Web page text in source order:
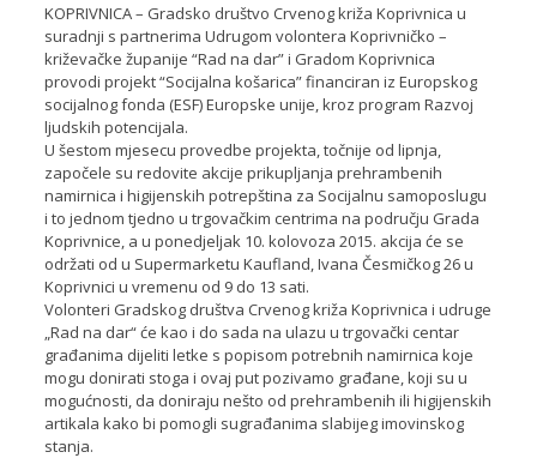
KOPRIVNICA – Gradsko društvo Crvenog križa Koprivnica u
suradnji s partnerima Udrugom volontera Koprivničko –
križevačke županije “Rad na dar” i Gradom Koprivnica
provodi projekt “Socijalna košarica” financiran iz Europskog
socijalnog fonda (ESF) Europske unije, kroz program Razvoj
ljudskih potencijala.
U šestom mjesecu provedbe projekta, točnije od lipnja,
započele su redovite akcije prikupljanja prehrambenih
namirnica i higijenskih potrepština za Socijalnu samoposlugu
i to jednom tjedno u trgovačkim centrima na području Grada
Koprivnice, a u ponedjeljak 10. kolovoza 2015. akcija će se
održati od u Supermarketu Kaufland, Ivana Česmičkog 26 u
Koprivnici u vremenu od 9 do 13 sati.
Volonteri Gradskog društva Crvenog križa Koprivnica i udruge
„Rad na dar“ će kao i do sada na ulazu u trgovački centar
građanima dijeliti letke s popisom potrebnih namirnica koje
mogu donirati stoga i ovaj put pozivamo građane, koji su u
mogućnosti, da doniraju nešto od prehrambenih ili higijenskih
artikala kako bi pomogli sugrađanima slabijeg imovinskog
stanja.